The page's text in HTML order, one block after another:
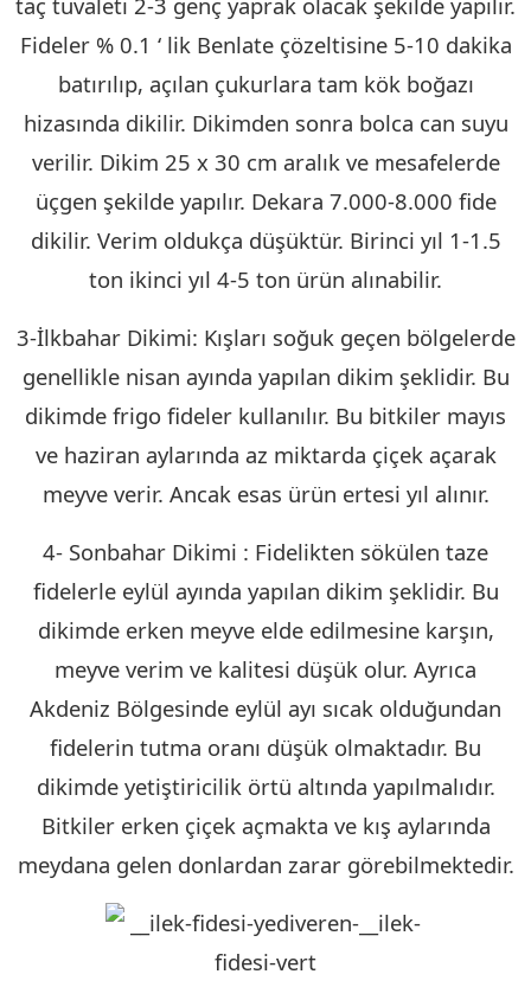
Fideler % 0.1 ‘ lik Benlate çözeltisine 5-10 dakika
batırılıp, açılan çukurlara tam kök boğazı
hizasında dikilir. Dikimden sonra bolca can suyu
verilir. Dikim 25 x 30 cm aralık ve mesafelerde
üçgen şekilde yapılır. Dekara 7.000-8.000 fide
dikilir. Verim oldukça düşüktür. Birinci yıl 1-1.5
ton ikinci yıl 4-5 ton ürün alınabilir.
3-İlkbahar Dikimi: Kışları soğuk geçen bölgelerde
genellikle nisan ayında yapılan dikim şeklidir. Bu
dikimde frigo fideler kullanılır. Bu bitkiler mayıs
ve haziran aylarında az miktarda çiçek açarak
meyve verir. Ancak esas ürün ertesi yıl alınır.
4- Sonbahar Dikimi : Fidelikten sökülen taze
fidelerle eylül ayında yapılan dikim şeklidir. Bu
dikimde erken meyve elde edilmesine karşın,
meyve verim ve kalitesi düşük olur. Ayrıca
Akdeniz Bölgesinde eylül ayı sıcak olduğundan
fidelerin tutma oranı düşük olmaktadır. Bu
dikimde yetiştiricilik örtü altında yapılmalıdır.
Bitkiler erken çiçek açmakta ve kış aylarında
meydana gelen donlardan zarar görebilmektedir.